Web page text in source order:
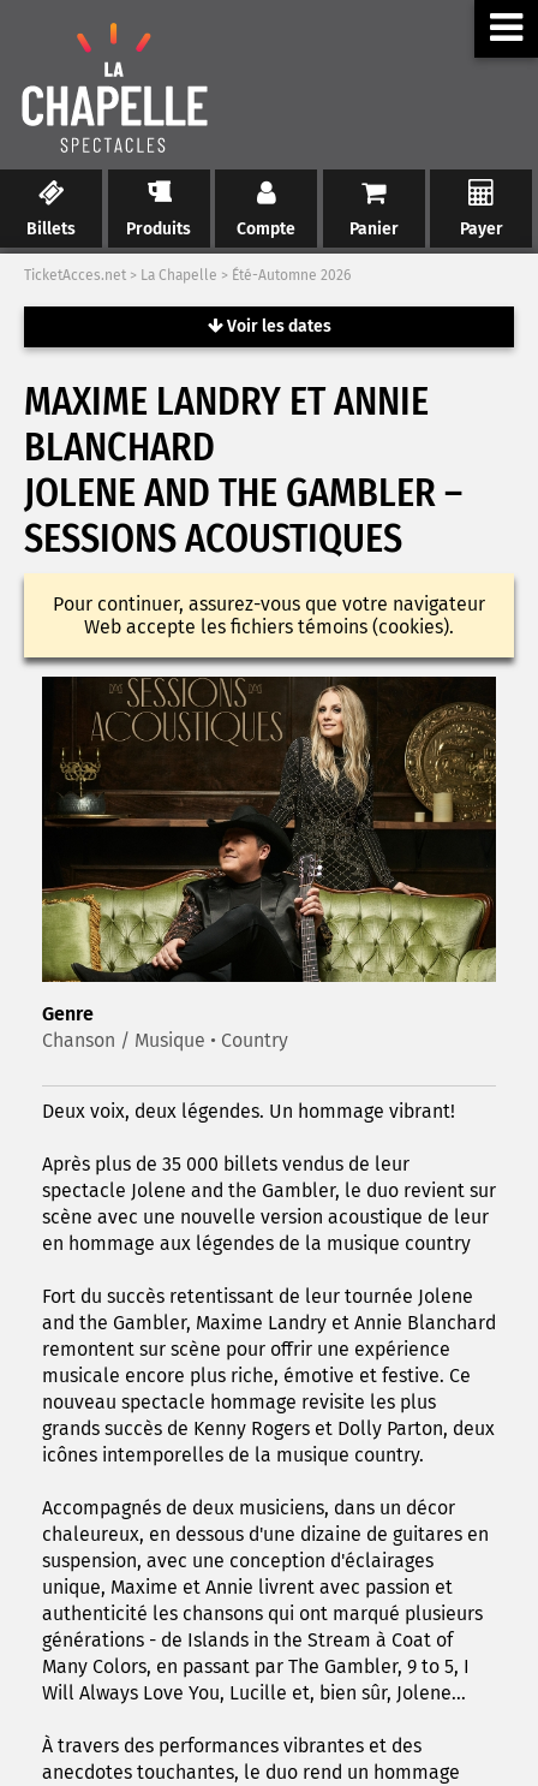
Billets Produits Compte Panier Payer
TicketAcces.net > La Chapelle > Été-Automne 2026
Voir les dates
MAXIME LANDRY ET ANNIE
BLANCHARD
JOLENE AND THE GAMBLER –
SESSIONS ACOUSTIQUES
Pour continuer, assurez-vous que votre navigateur
Web accepte les fichiers témoins (cookies).
Genre
Chanson / Musique • Country
Deux voix, deux légendes. Un hommage vibrant!
Après plus de 35 000 billets vendus de leur
spectacle Jolene and the Gambler, le duo revient sur
scène avec une nouvelle version acoustique de leur
en hommage aux légendes de la musique country
Fort du succès retentissant de leur tournée Jolene
and the Gambler, Maxime Landry et Annie Blanchard
remontent sur scène pour offrir une expérience
musicale encore plus riche, émotive et festive. Ce
nouveau spectacle hommage revisite les plus
grands succès de Kenny Rogers et Dolly Parton, deux
icônes intemporelles de la musique country.
Accompagnés de deux musiciens, dans un décor
chaleureux, en dessous d'une dizaine de guitares en
suspension, avec une conception d'éclairages
unique, Maxime et Annie livrent avec passion et
authenticité les chansons qui ont marqué plusieurs
générations - de Islands in the Stream à Coat of
Many Colors, en passant par The Gambler, 9 to 5, I
Will Always Love You, Lucille et, bien sûr, Jolene...
À travers des performances vibrantes et des
anecdotes touchantes, le duo rend un hommage